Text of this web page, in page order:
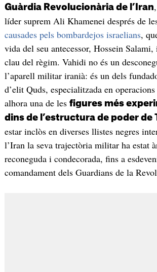
Guàrdia Revolucionària de l’Iran
líder suprem Ali Khamenei després de
causades pels bombardejos israelians,
vida del seu antecessor, Hossein
clau del règim. Vahidi no és un
l’aparell militar iranià: és un dels
d’elit Quds, especialitzada en
alhora una de les figures més
dins de l’estructura de poder de
estar inclòs en diverses llistes negres
l’Iran la seva trajectòria militar ha estat
reconeguda i condecorada, fins a
comandament dels Guardians de la